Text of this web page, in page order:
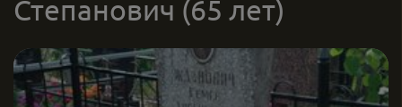
Степанович (65 лет)